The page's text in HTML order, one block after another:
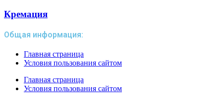
Кремация
Общая информация:
Главная страница
Условия пользования сайтом
Главная страница
Условия пользования сайтом